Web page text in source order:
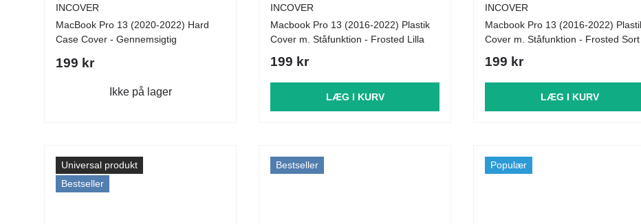
INCOVER
MacBook Pro 13 (2020-2022) Hard
Case Cover - Gennemsigtig
199 kr
Ikke på lager
INCOVER
Macbook Pro 13 (2016-2022) Plastik
Cover m. Ståfunktion - Frosted Lilla
199 kr
LÆG I KURV
INCOVER
Macbook Pro 13 (2016-2022)
Cover m. Ståfunktion - Frosted Sort
199 kr
LÆG I KURV
Universal produkt
Bestseller
Bestseller Populær